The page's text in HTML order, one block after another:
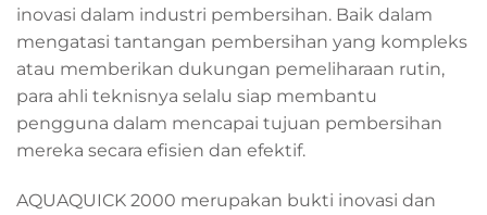
inovasi dalam industri pembersihan. Baik dalam
mengatasi tantangan pembersihan yang kompleks
atau memberikan dukungan pemeliharaan rutin,
para ahli teknisnya selalu siap membantu
pengguna dalam mencapai tujuan pembersihan
mereka secara efisien dan efektif.
AQUAQUICK 2000 merupakan bukti inovasi dan